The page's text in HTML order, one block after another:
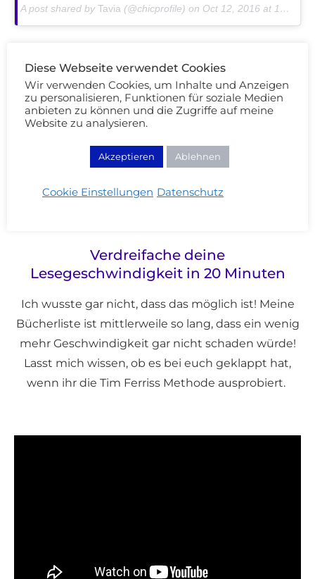
A post shared by Tavia (@chicprofile) on Oct 12, 2016 at 12:28pm PDT
Natasha Denona Star Palette (169 $)
https://www.instagram.com/p/BL1WxlRBfoJ/?
taken-by=trendmood1
Verdreifache deine
Lesegeschwindigkeit in 20 Minuten
Ich wusste gar nicht, dass das möglich ist! Meine
Bücherliste ist mittlerweile so lang, dass ein wenig
mehr Geschwindigkeit gar nicht schaden würde!
Lasst mich wissen, ob es bei euch geklappt hat,
wenn ihr die Tim Ferriss Methode ausprobiert.
Diese Webseite verwendet Cookies
Wir verwenden Cookies, um Inhalte und Anzeigen
zu personalisieren, Funktionen für soziale Medien
anbieten zu können und die Zugriffe auf meine
Website zu analysieren.
Akzeptieren Ablehnen
Cookie Einstellungen Datenschutz